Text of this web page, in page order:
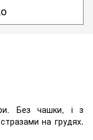
Без чашки, і з
на грудях.